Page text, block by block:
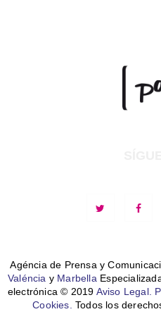
Agéncia de Prensa y
Valéncia y Marbella
electrónica © 2019 Aviso Legal.
Cookies. Todos los